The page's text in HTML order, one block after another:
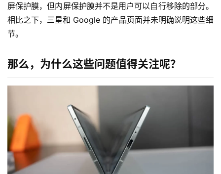
屏保护膜，但内屏保护膜并不是用户可以自行移除的部分。
相比之下，三星和 Google 的产品页面并未明确说明这些细
节。
那么，为什么这些问题值得关注呢？